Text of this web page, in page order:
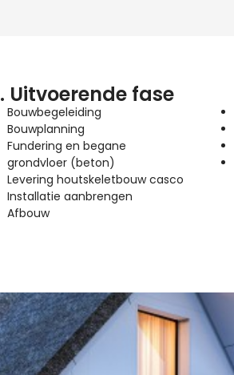
Uitvoerende fase
Bouwbegeleiding
Bouwplanning
Fundering en begane
grondvloer (beton)
Levering houtskeletbouw casco
Installatie aanbrengen
Afbouw